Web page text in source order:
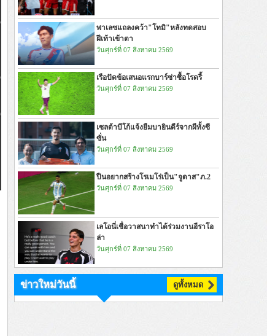
พาเลซแถลงคว้า"โทมิ"หลังทดสอบ
ฝีเท้าเข้าตา
วันศุกร์ที่ 07 สิงหาคม 2569
เรือปัดข้อเสนอแรกบาร์ซ่าซื้อโรดรี้
วันศุกร์ที่ 07 สิงหาคม 2569
เซลต้าบีโก้แจ้งยืมบายินดีร์จากผีทั้งซี
ซั่น
วันศุกร์ที่ 07 สิงหาคม 2569
ปืนอยากสร้างโรเมโร่เป็น"จูดาส"ภ.2
วันศุกร์ที่ 07 สิงหาคม 2569
เลโอนี่เชื่อวาสนาทำได้ร่วมงานอีราโอ
ล่า
วันศุกร์ที่ 07 สิงหาคม 2569
ข่าวใหม่วันนี้ ดูทั้งหมด